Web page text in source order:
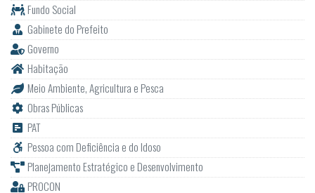
Fundo Social
Gabinete do Prefeito
Governo
Habitação
Meio Ambiente, Agricultura e Pesca
Obras Públicas
PAT
Pessoa com Deficiência e do Idoso
Planejamento Estratégico e Desenvolvimento
PROCON